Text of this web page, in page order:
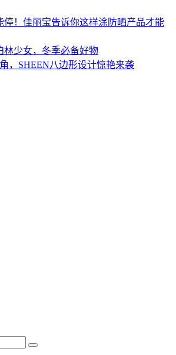
停！佳丽宝告诉你这样涂防晒产品才能
林少女，冬季必备好物
，SHEEN八边形设计惊艳来袭